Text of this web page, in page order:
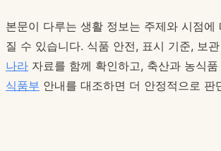
본문이 다루는 생활 정보는 주제와 시점에
질 수 있습니다. 식품 안전, 표시 기준, 보
나라 자료를 함께 확인하고, 축산과 농식품
식품부 안내를 대조하면 더 안정적으로 판